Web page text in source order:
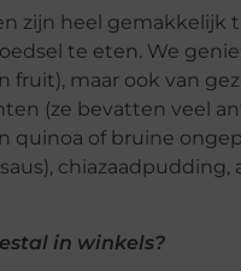
zijn heel
te eten. We
maar ook van
(ze bevatten veel
quinoa of bruine
chiazaadpudding,
in winkels?